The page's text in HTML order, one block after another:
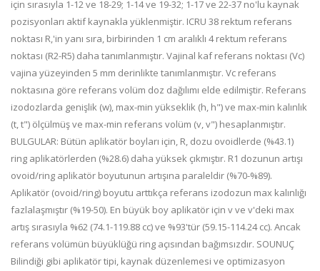
için sırasıyla 1-12 ve 18-29; 1-14 ve 19-32; 1-17 ve 22-37 no'lu kaynak
pozisyonları aktif kaynakla yüklenmiştir. ICRU 38 rektum referans
noktası R,'in yanı sıra, birbirinden 1 cm aralıklı 4 rektum referans
noktası (R2-R5) daha tanımlanmıştır. Vajinal kaf referans noktası (Vc)
vajina yüzeyinden 5 mm derinlikte tanımlanmıştır. Vc referans
noktasına göre referans volüm doz dağılımı elde edilmiştir. Referans
izodozlarda genişlik (w), max-min yükseklik (h, h") ve max-min kalınlık
(t, t") ölçülmüş ve max-min referans volüm (v, v") hesaplanmıştır.
BULGULAR: Bütün aplikatör boyları için, R, dozu ovoidlerde (%43.1)
ring aplikatörlerden (%28.6) daha yüksek çıkmıştır. R1 dozunun artışı
ovoid/ring aplikatör boyutunun artışına paraleldir (%70-%89).
Aplikatör (ovoid/ring) boyutu arttıkça referans izodozun max kalınlığı
fazlalaşmıştır (%19-50). En büyük boy aplikatör için v ve v'deki max
artış sırasıyla %62 (74.1-119.88 cc) ve %93'tür (59.15-114.24 cc). Ancak
referans volümün büyüklüğü ring açısından bağımsızdır. SOUNUÇ
Bilindiği gibi aplikatör tipi, kaynak düzenlemesi ve optimizasyon